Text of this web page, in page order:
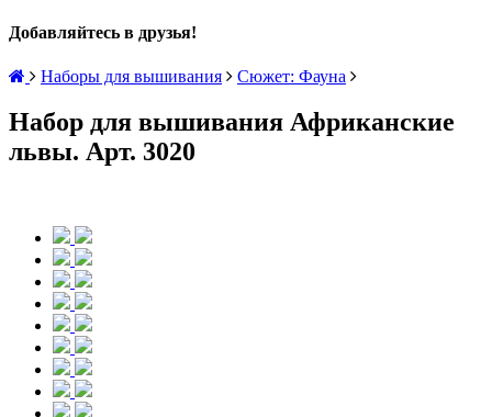
Добавляйтесь в друзья!
Наборы для вышивания Сюжет: Фауна
Набор для вышивания Африканские
львы. Арт. 3020